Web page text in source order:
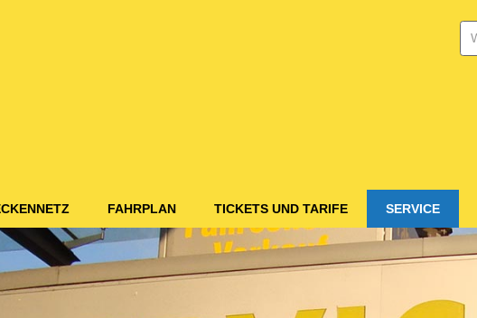
FAHRPLAN TICKETS UND TARIFE SERVICE